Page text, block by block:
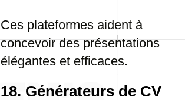
Ces plateformes aident à
concevoir des présentations
élégantes et efficaces.
18. Générateurs de CV